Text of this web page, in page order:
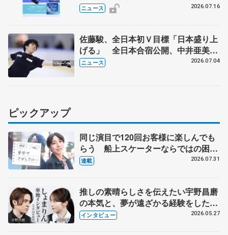
#72を配信
ニュース 2026.07.16
佐藤駿、全日本初Ｖ目標「日本盛り上
げる」 全日本合宿公開、中井亜美
「表現の幅広げる」 元世界王者のフ
ニュース 2026.07.04
ピックアップ
同じ演目で120回お客様に楽しんでも
らう 船上スケーターならではの困難
とは 影響あったPIW前キャプテン松
連載 2026.07.31
推しの素晴らしさを伝えたい宇野昌磨
の本気と、夢が遠ざかる経験をした本
田真凜の覚悟
インタビュー 2026.05.27